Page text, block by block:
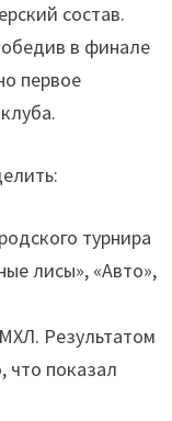
состав.
в финале
первое
турнира
лисы», «Авто»,
Результатом
что показал